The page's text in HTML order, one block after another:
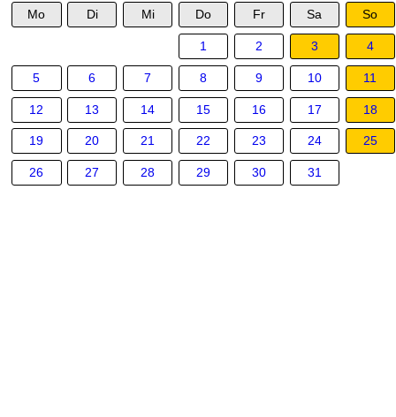
Mo Di Mi Do Fr Sa So
1 2 3 4
5 6 7 8 9 10 11
12 13 14 15 16 17 18
19 20 21 22 23 24 25
26 27 28 29 30 31